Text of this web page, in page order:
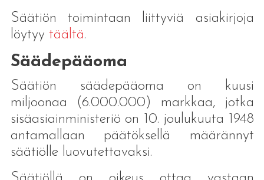
Säätiön toimintaan liittyviä asiakirjoja
löytyy täältä.
Säädepääoma
Säätiön säädepääoma on kuusi
miljoonaa (6.000.000) markkaa, jotka
sisäasiainministeriö on 10. joulukuuta 1948
antamallaan päätöksellä määrännyt
säätiölle luovutettavaksi.